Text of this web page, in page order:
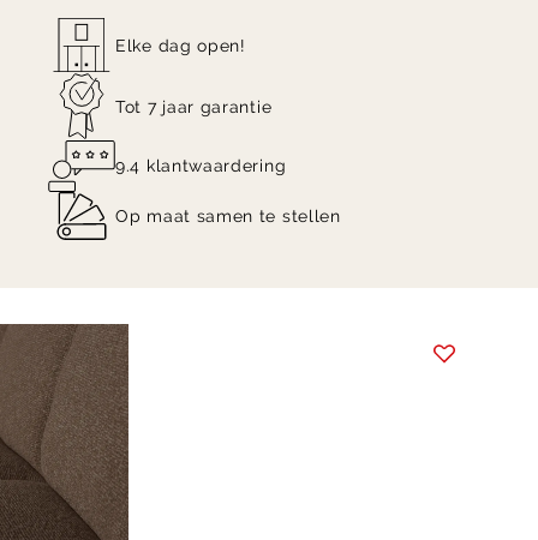
Elke dag open!
Tot 7 jaar garantie
9.4 klantwaardering
Op maat samen te stellen
Item
of
8